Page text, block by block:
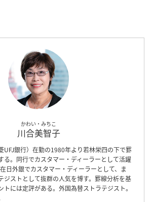
かわい・みちこ
川合美智子
UFJ銀行）在勤の1980年より若林栄四の下で罫
る。同行でカスタマー・ディーラーとして活躍
日外銀でカスタマー・ディーラーとして、ま
ジストとして抜群の人気を博す。罫線分析を基
トには定評がある。外国為替ストラテジスト。